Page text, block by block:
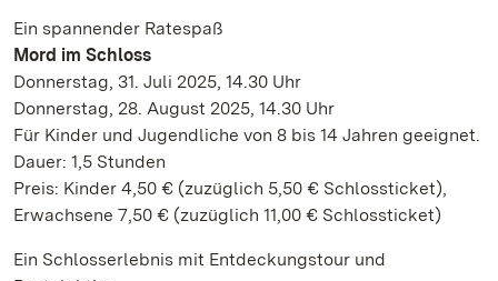
Ein spannender Ratespaß
Mord im Schloss
Donnerstag, 31. Juli 2025, 14.30 Uhr
Donnerstag, 28. August 2025, 14.30 Uhr
Für Kinder und Jugendliche von 8 bis 14 Jahren geeignet.
Dauer: 1,5 Stunden
Preis: Kinder 4,50 € (zuzüglich 5,50 € Schlossticket),
Erwachsene 7,50 € (zuzüglich 11,00 € Schlossticket)
Ein Schlosserlebnis mit Entdeckungstour und